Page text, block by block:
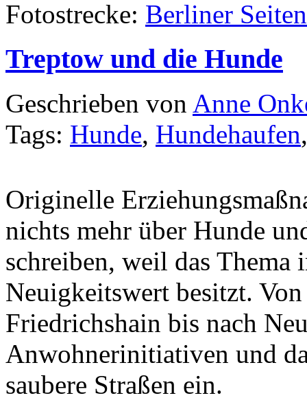
Fotostrecke: Berliner
Treptow und die Hunde
Geschrieben von Anne
Tags: Hunde, Hundehaufen
Originelle
nichts mehr über Hunde
schreiben, weil das
Neuigkeitswert besitzt.
Friedrichshain bis nach
Anwohnerinitiativen und
saubere Straßen ein.